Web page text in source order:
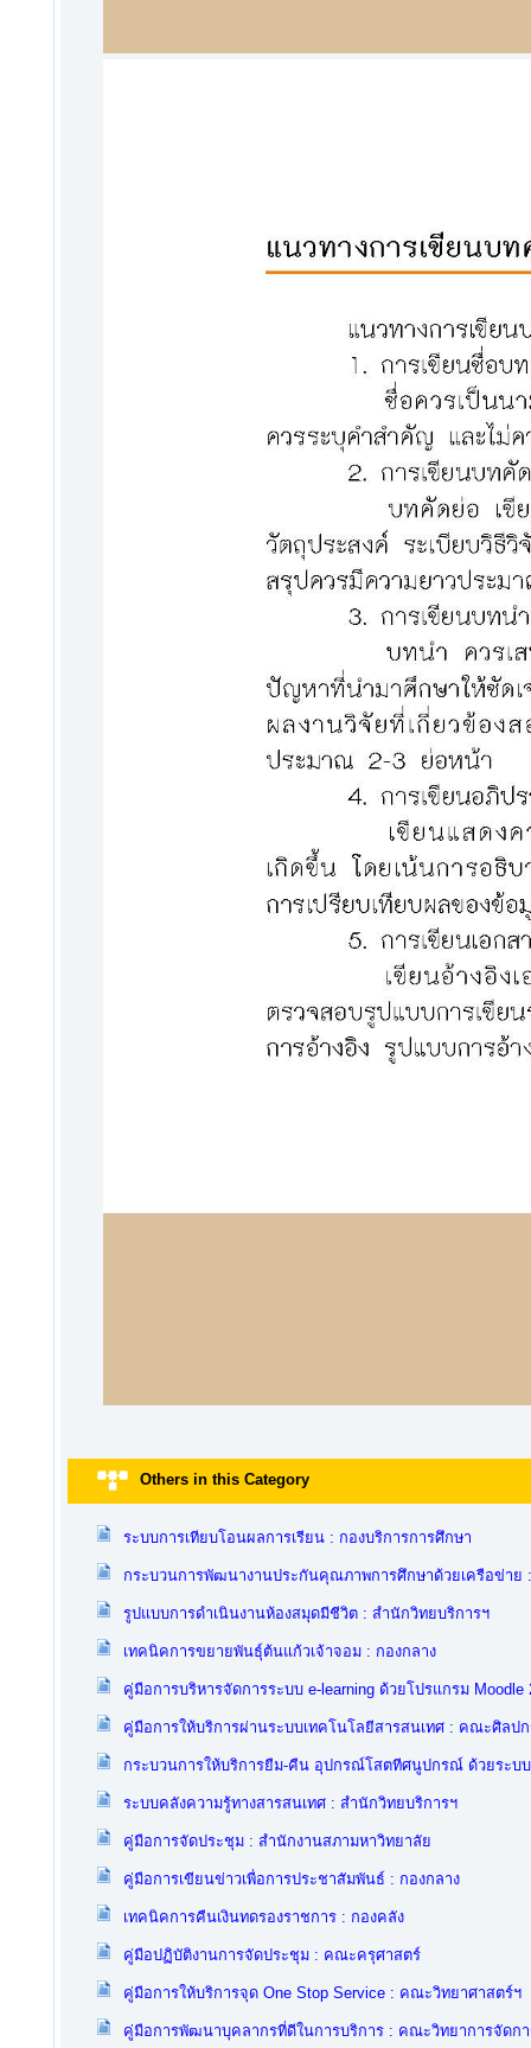
Others in this Category
ระบบการเทียบโอนผลการเรียน : กองบริการการศึกษา
กระบวนการพัฒนางานประกันคุณภาพการศึกษาด้วยเครือข่าย
รูปแบบการดำเนินงานห้องสมุดมีชีวิต : สำนักวิทยบริการฯ
เทคนิคการขยายพันธุ์ต้นแก้วเจ้าจอม : กองกลาง
คู่มือการบริหารจัดการระบบ e-learning ด้วยโปรแกรม
คู่มือการให้บริการผ่านระบบเทคโนโลยีสารสนเทศ : คณะศิลป
กระบวนการให้บริการยืม-คืน อุปกรณ์โสตทีศนูปกรณ์ ด้วยระบ
ระบบคลังความรู้ทางสารสนเทศ : สำนักวิทยบริการฯ
คู่มือการจัดประชุม : สำนักงานสภามหาวิทยาลัย
คู่มือการเขียนข่าวเพื่อการประชาสัมพันธ์ : กองกลาง
เทคนิคการคืนเงินทดรองราชการ : กองคลัง
คู่มือปฏิบัติงานการจัดประชุม : คณะครุศาสตร์
คู่มือการให้บริการจุด One Stop Service : คณะวิทยาศาสตร์ฯ
คู่มือการพัฒนาบุคลากรที่ดีในการบริการ : คณะวิทยาการจัดก